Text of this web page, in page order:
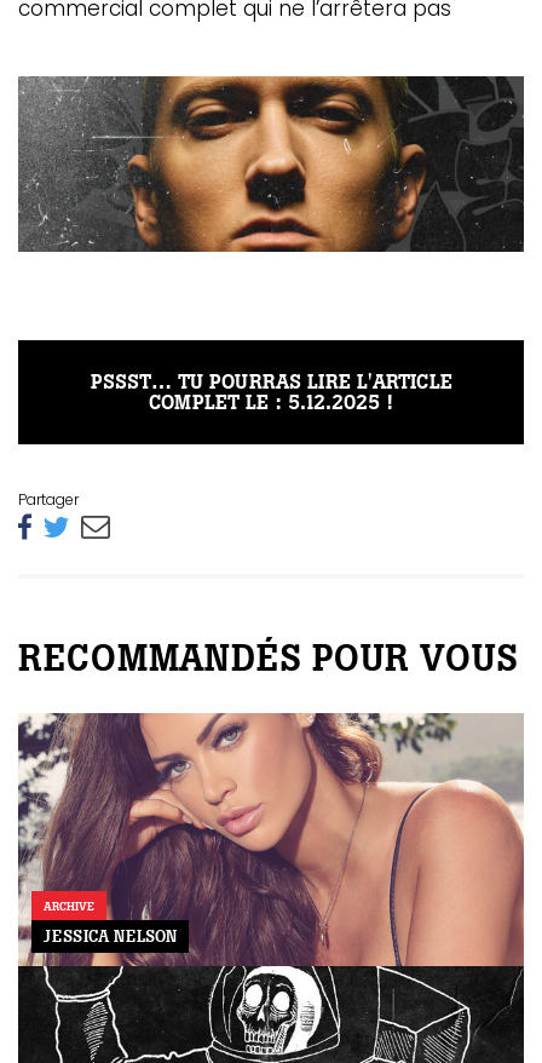
commercial complet qui ne l’arrêtera pas
PSSST… TU POURRAS LIRE L'ARTICLE
COMPLET LE : 5.12.2025 !
Partager
RECOMMANDÉS POUR VOUS
ARCHIVE
JESSICA NELSON